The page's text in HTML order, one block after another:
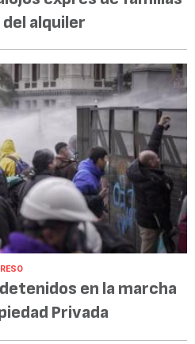
alquiler
en la marcha
Privada